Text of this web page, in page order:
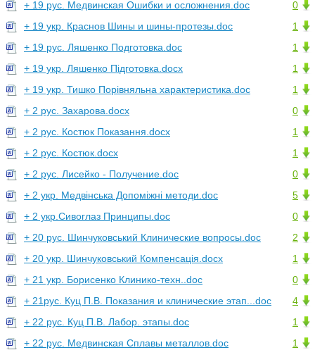
0
+ 19 рус. Медвинская Ошибки и осложнения.doc
1
+ 19 укр. Краснов Шины и шины-протезы.doc
1
+ 19 рус. Ляшенко Подготовка.doc
1
+ 19 укр. Ляшенко Підготовка.docx
1
+ 19 укр. Тишко Порівняльна характеристика.doc
0
+ 2 рус. Захарова.docx
1
+ 2 рус. Костюк Показання.docx
1
+ 2 рус. Костюк.docx
0
+ 2 рус. Лисейко - Получение.doc
5
+ 2 укр. Медвінська Допоміжні методи.doc
0
+ 2 укр.Сивоглаз Принципы.doc
2
+ 20 рус. Шинчуковський Клинические вопросы.doc
1
+ 20 укр. Шинчуковський Компенсація.docx
0
+ 21 укр. Борисенко Клинико-техн..doc
4
+ 21рус. Куц П.В. Показания и клинические этап...doc
1
+ 22 рус. Куц П.В. Лабор. этапы.doc
1
+ 22 рус. Медвинская Сплавы металлов.doc